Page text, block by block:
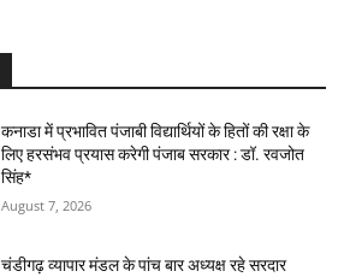
कनाडा में प्रभावित पंजाबी विद्यार्थियों के हितों की रक्षा के
लिए हरसंभव प्रयास करेगी पंजाब सरकार : डॉ. रवजोत
सिंह*
August 7, 2026
चंडीगढ़ व्यापार मंडल के पांच बार अध्यक्ष रहे सरदार